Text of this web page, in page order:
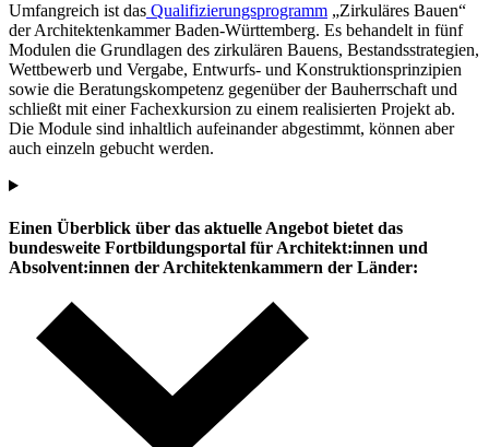
Umfangreich ist das Qualifizierungsprogramm „Zirkuläres Bauen“
der Architektenkammer Baden-Württemberg. Es behandelt in fünf
Modulen die Grundlagen des zirkulären Bauens, Bestandsstrategien,
Wettbewerb und Vergabe, Entwurfs- und Konstruktionsprinzipien
sowie die Beratungskompetenz gegenüber der Bauherrschaft und
schließt mit einer Fachexkursion zu einem realisierten Projekt ab.
Die Module sind inhaltlich aufeinander abgestimmt, können aber
auch einzeln gebucht werden.
Einen Überblick über das aktuelle Angebot bietet das
bundesweite Fortbildungsportal für Architekt:innen und
Absolvent:innen der Architektenkammern der Länder: